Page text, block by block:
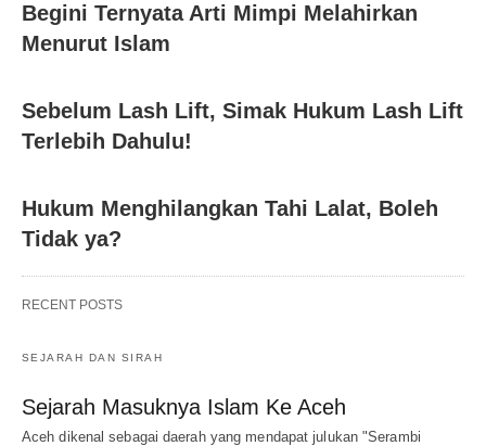
Begini Ternyata Arti Mimpi Melahirkan
Menurut Islam
Sebelum Lash Lift, Simak Hukum Lash Lift
Terlebih Dahulu!
Hukum Menghilangkan Tahi Lalat, Boleh
Tidak ya?
RECENT POSTS
SEJARAH DAN SIRAH
Sejarah Masuknya Islam Ke Aceh
Aceh dikenal sebagai daerah yang mendapat julukan "Serambi